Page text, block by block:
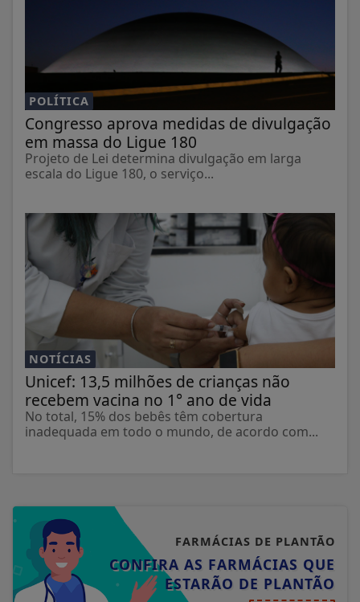
POLÍTICA
Congresso aprova medidas de divulgação
em massa do Ligue 180
Projeto de Lei determina divulgação em larga
escala do Ligue 180, o serviço...
NOTÍCIAS
Unicef: 13,5 milhões de crianças não
recebem vacina no 1° ano de vida
No total, 15% dos bebês têm cobertura
inadequada em todo o mundo, de acordo com...
FARMÁCIAS DE PLANTÃO
CONFIRA AS FARMÁCIAS QUE
ESTARÃO DE PLANTÃO